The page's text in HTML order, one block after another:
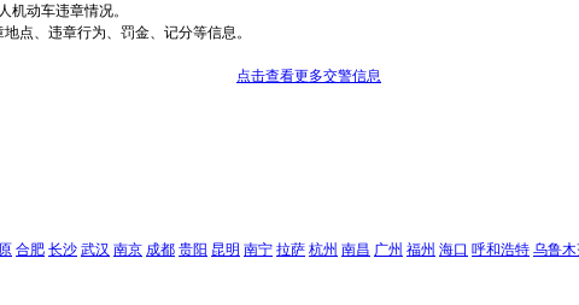
机动车违章情况。
点、违章行为、罚金、记分等信息。
点击查看更多交警信息
合肥 长沙 武汉 南京 成都 贵阳 昆明 南宁 拉萨 杭州 南昌 广州 福州 海口 呼和浩特 乌鲁